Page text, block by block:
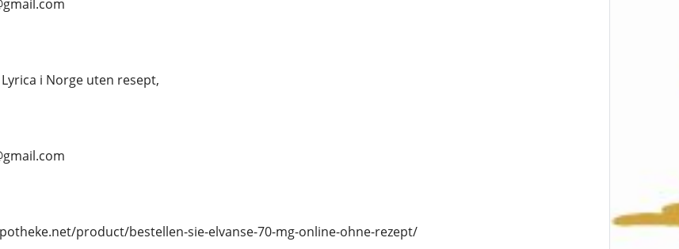
i Norge uten resept,
product/bestellen-sie-elvanse-70-mg-online-ohne-rezept/